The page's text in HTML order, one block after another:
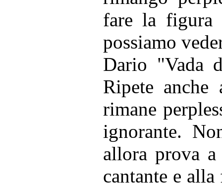
fare la figura
possiamo
Dario "Vada
Ripete
rimane
ignorante.
allora prova
cantante e